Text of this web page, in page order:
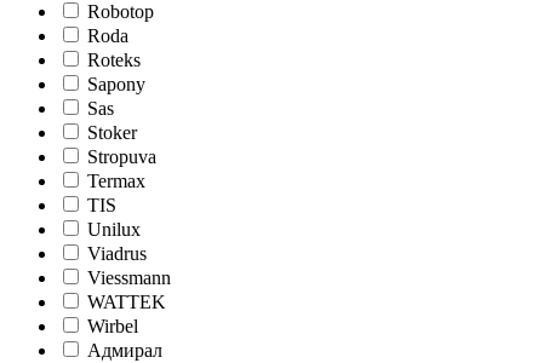
Robotop
Roda
Roteks
Sapony
Sas
Stoker
Stropuva
Termax
TIS
Unilux
Viadrus
Viessmann
WATTEK
Wirbel
Адмирал